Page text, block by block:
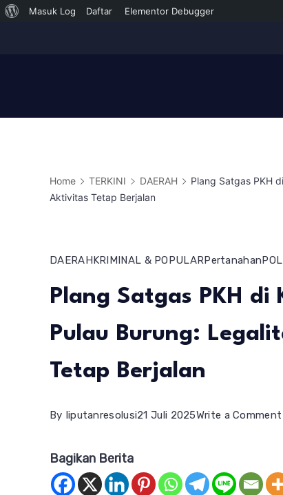
Tentang
Masuk Log Daftar Elementor Debugger
Home TERKINI DAERAH
Plang Satgas PKH
Aktivitas Tetap Berjalan
DAERAHKRIMINAL & POPULARPertanahan
Plang Satgas PKH di
Pulau Burung:
Tetap Berjalan
By liputanresolusi21 Juli 2025Write a Comment
Bagikan Berita